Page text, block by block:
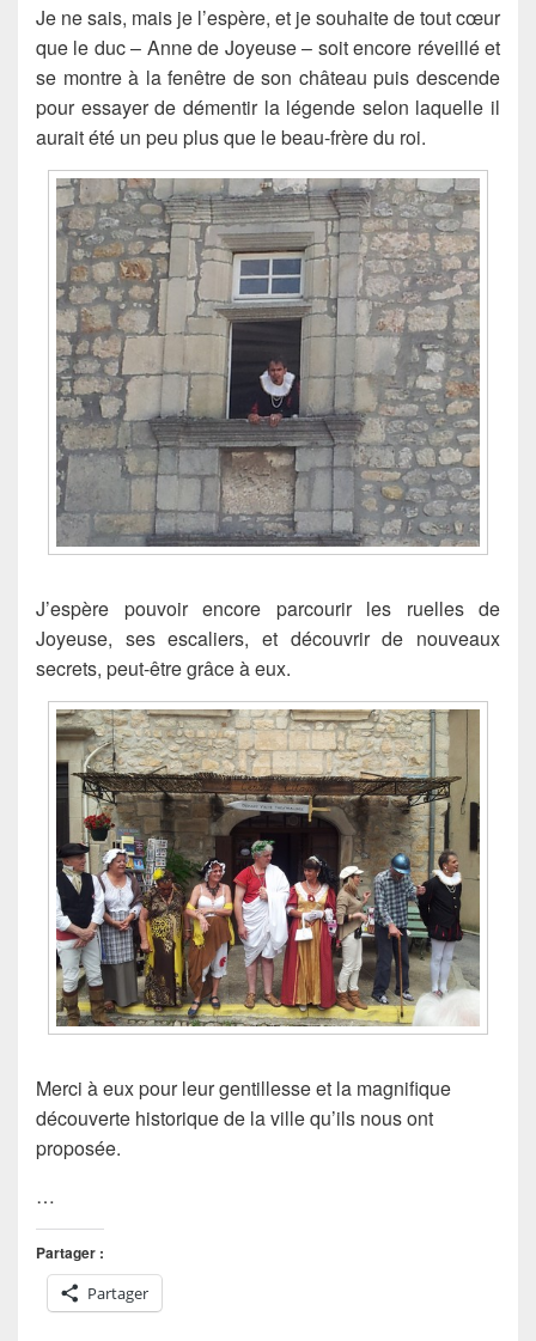
Je ne sais, mais je l’espère, et je souhaite de tout cœur
que le duc – Anne de Joyeuse – soit encore réveillé et
se montre à la fenêtre de son château puis descende
pour essayer de démentir la légende selon laquelle il
aurait été un peu plus que le beau-frère du roi.
J’espère pouvoir encore parcourir les ruelles de
Joyeuse, ses escaliers, et découvrir de nouveaux
secrets, peut-être grâce à eux.
Merci à eux pour leur gentillesse et la magnifique
découverte historique de la ville qu’ils nous ont
proposée.
…
Partager :
Partager